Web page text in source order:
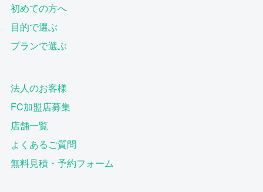
初めての方へ
目的で選ぶ
プランで選ぶ
法人のお客様
FC加盟店募集
店舗一覧
よくあるご質問
無料見積・予約フォーム